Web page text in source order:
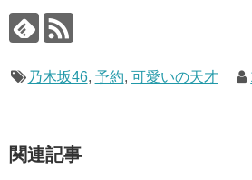
乃木坂46, 予約, 可愛いの天才
関連記事